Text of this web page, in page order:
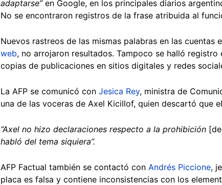
adaptarse”en Google, en los principales diarios
No se encontraron registros de la frase atribuida al
Nuevos rastreos de las mismas palabras en las cuentas
web, no arrojaron resultados. Tampoco se halló
copias de publicaciones en sitios digitales y redes
La AFP se comunicó con Jesica Rey, ministra de
una de las voceras de Axel Kicillof, quien descartó que
“Axel no hizo declaraciones respecto a la prohibición
habló del tema siquiera”.
AFP Factual también se contactó con Andrés Piccione,
placa es falsa y contiene inconsistencias con los